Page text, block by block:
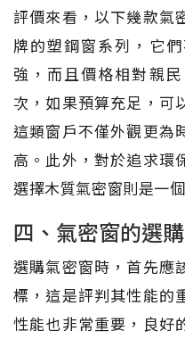
評價來看，以下幾款氣
牌的塑鋼窗系列，它
強，而且價格相對親
次，如果預算充足，可
這類窗戶不僅外觀更為
高。此外，對於追求環
選擇木質氣密窗則是一
四、氣密窗的選
選購氣密窗時，首先應
標，這是評判其性能的
性能也非常重要，良好